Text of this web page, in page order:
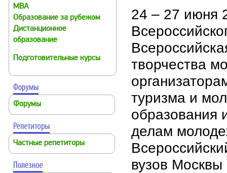
MBA
Образование за рубежом
Дистанционное
образование
Подготовительные курсы
Форумы
Частные репетиторы
24 – 27 июня
творчества
туризма и
образования
делам
вузов